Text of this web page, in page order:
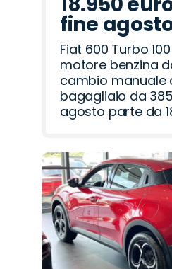
fine
Fiat 600 Turbo
motore benzina
cambio manuale
bagagliaio da
agosto parte da